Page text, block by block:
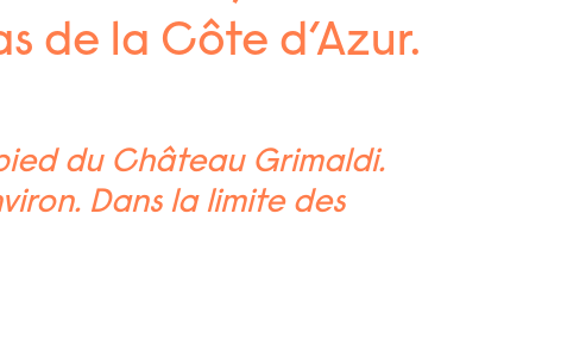
de la Côte d’Azur.
du Château Grimaldi.
Dans la limite des